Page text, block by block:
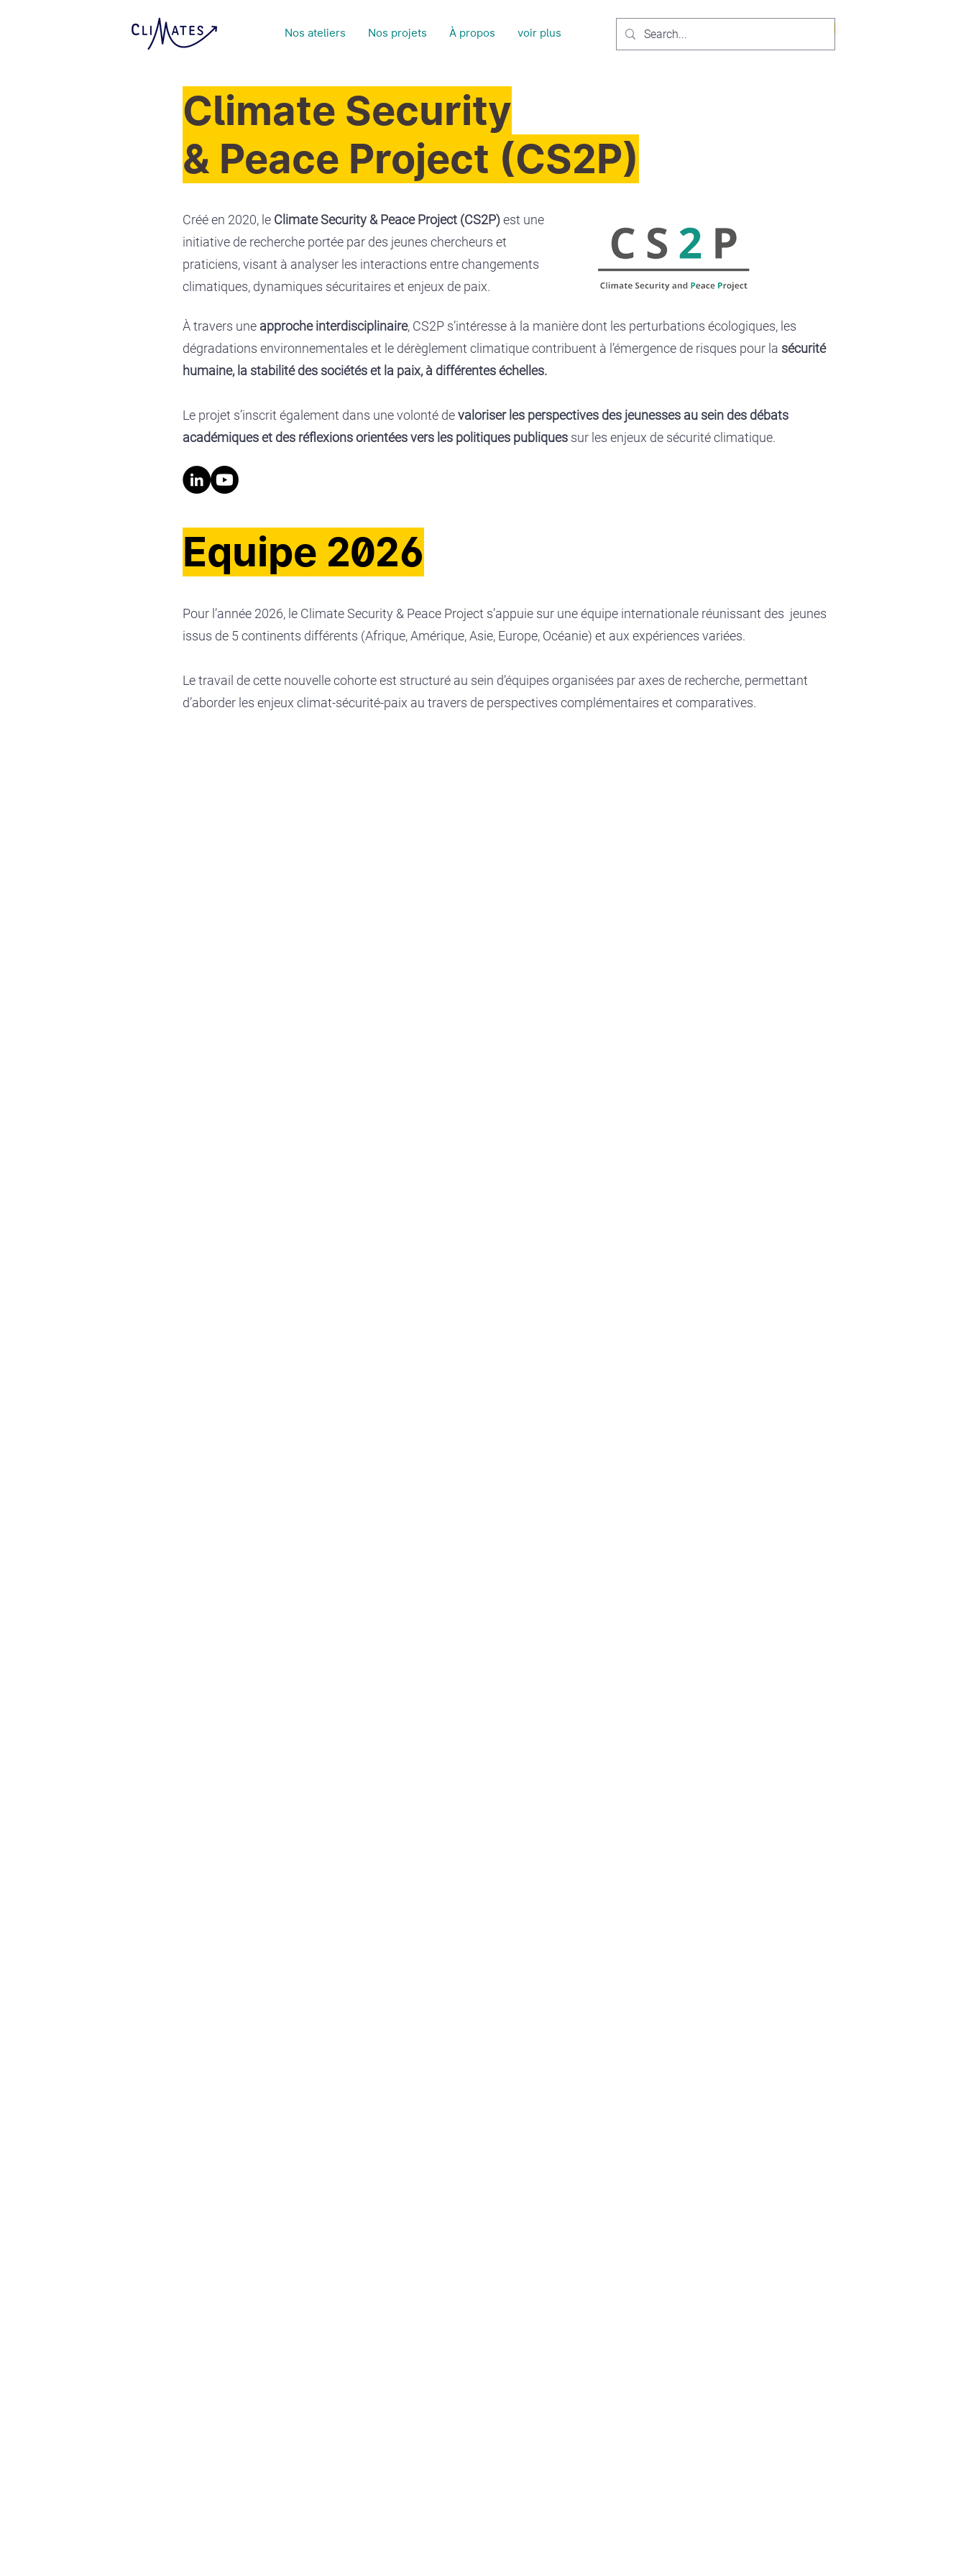
Nos ateliers Nos projets À propos voir plus Faire un don
Climate Security
& Peace Project (CS2P)
Créé en 2020, le Climate Security & Peace Project (CS2P)est une
initiative de recherche portée par des jeunes chercheurs et
praticiens, visant à analyser les interactions entre changements
climatiques, dynamiques sécuritaires et enjeux de paix.
À travers une approche interdisciplinaire, CS2P s’intéresse à la manière dont les perturbations écologiques, les
dégradations environnementales et le dérèglement climatique contribuent à l’émergence de risques pour la sécurité
humaine, la stabilité des sociétés et la paix, à différentes échelles.
Le projet s’inscrit également dans une volonté devaloriser les perspectives des jeunesses au sein des débats
académiques et des réflexions orientées vers les politiques publiques sur les enjeux de sécurité climatique.
Equipe 2026
Pour l’année 2026, le Climate Security & Peace Project s’appuie sur une équipe internationale réunissant des jeunes
issus de 5 continents différents (Afrique, Amérique, Asie, Europe, Océanie) et aux expériences variées.
Le travail de cette nouvelle cohorte est structuré au sein d’équipes organisées par axes de recherche, permettant
d’aborder les enjeux climat-sécurité-paix au travers de perspectives complémentaires et comparatives.